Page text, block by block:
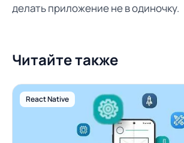
делать приложение не в одиночку.
Читайте также
React Native